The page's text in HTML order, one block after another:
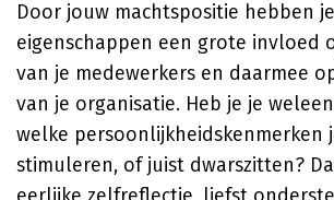
Door jouw machtspositie hebben je
eigenschappen een grote invloed
van je medewerkers en daarmee
van je organisatie. Heb je je
welke persoonlijkheidskenmerken
stimuleren, of juist dwarszitten?